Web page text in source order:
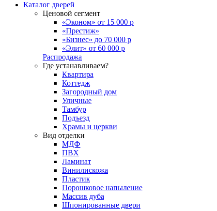
Каталог дверей
Ценовой сегмент
«Эконом» от 15 000 р
«Престиж»
«Бизнес» до 70 000 р
«Элит» от 60 000 р
Распродажа
Где устанавливаем?
Квартира
Коттедж
Загородный дом
Уличные
Тамбур
Подъезд
Храмы и церкви
Вид отделки
МДФ
ПВХ
Ламинат
Винилискожа
Пластик
Порошковое напыление
Массив дуба
Шпонированные двери